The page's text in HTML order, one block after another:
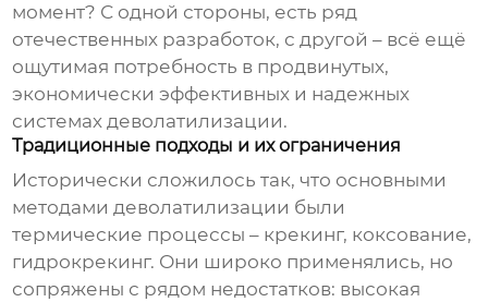
момент? С одной стороны, есть ряд
отечественных разработок, с другой – всё ещё
ощутимая потребность в продвинутых,
экономически эффективных и надежных
системахдеволатилизации.
Традиционные подходы и их ограничения
Исторически сложилось так, что основными
методамидеволатилизации были
термические процессы – крекинг, коксование,
гидрокрекинг. Они широко применялись, но
сопряжены с рядом недостатков: высокая